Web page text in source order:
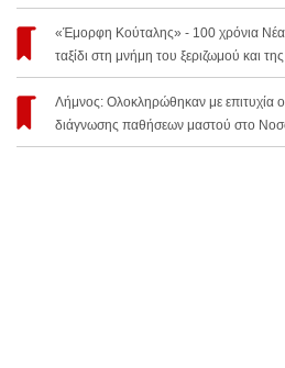
«Έμορφη Κούταλης» - 100 χρόνια
ταξίδι στη μνήμη του ξεριζωμού και
Λήμνος: Ολοκληρώθηκαν με επιτυχία
διάγνωσης παθήσεων μαστού στο